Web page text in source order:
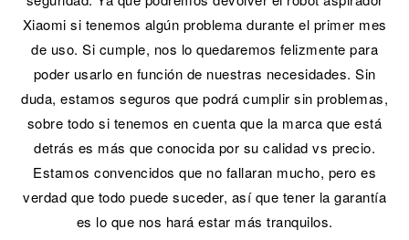
Xiaomi si tenemos algún problema durante el primer mes
de uso. Si cumple, nos lo quedaremos felizmente para
poder usarlo en función de nuestras necesidades. Sin
duda, estamos seguros que podrá cumplir sin problemas,
sobre todo si tenemos en cuenta que la marca que está
detrás es más que conocida por su calidad vs precio.
Estamos convencidos que no fallaran mucho, pero es
verdad que todo puede suceder, así que tener la garantía
es lo que nos hará estar más tranquilos.